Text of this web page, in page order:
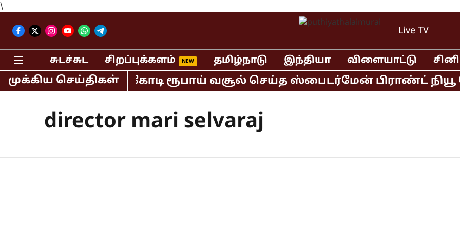
\
Live TV
சுடச்சுட சிறப்புக்களம் தமிழ்நாடு இந்தியா விளையாட்டு
முக்கிய செய்திகள்
மட்டும் 400 கோடி ரூபாய் வசூல் செய்த ஸ்பைடர்மேன் பிராண்ட் நியூ
director mari selvaraj